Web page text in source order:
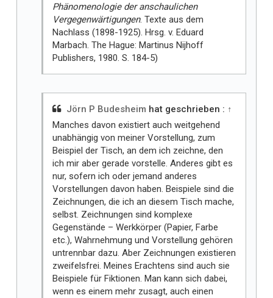
Phänomenologie der anschaulichen
Vergegenwärtigungen. Texte aus dem
Nachlass (1898-1925). Hrsg. v. Eduard
Marbach. The Hague: Martinus Nijhoff
Publishers, 1980. S. 184-5)
Jörn P Budesheim hat geschrieben : ↑
Manches davon existiert auch weitgehend
unabhängig von meiner Vorstellung, zum
Beispiel der Tisch, an dem ich zeichne, den
ich mir aber gerade vorstelle. Anderes gibt es
nur, sofern ich oder jemand anderes
Vorstellungen davon haben. Beispiele sind die
Zeichnungen, die ich an diesem Tisch mache,
selbst. Zeichnungen sind komplexe
Gegenstände – Werkkörper (Papier, Farbe
etc.), Wahrnehmung und Vorstellung gehören
untrennbar dazu. Aber Zeichnungen existieren
zweifelsfrei. Meines Erachtens sind auch sie
Beispiele für Fiktionen. Man kann sich dabei,
wenn es einem mehr zusagt, auch einen